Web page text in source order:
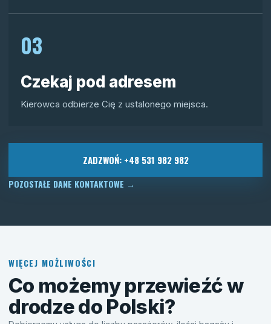
03
Czekaj pod adresem
Kierowca odbierze Cię z ustalonego miejsca.
ZADZWOŃ: +48 531 982 982
POZOSTAŁE DANE KONTAKTOWE →
WIĘCEJ MOŻLIWOŚCI
Co możemy przewieźć w
drodze do Polski?